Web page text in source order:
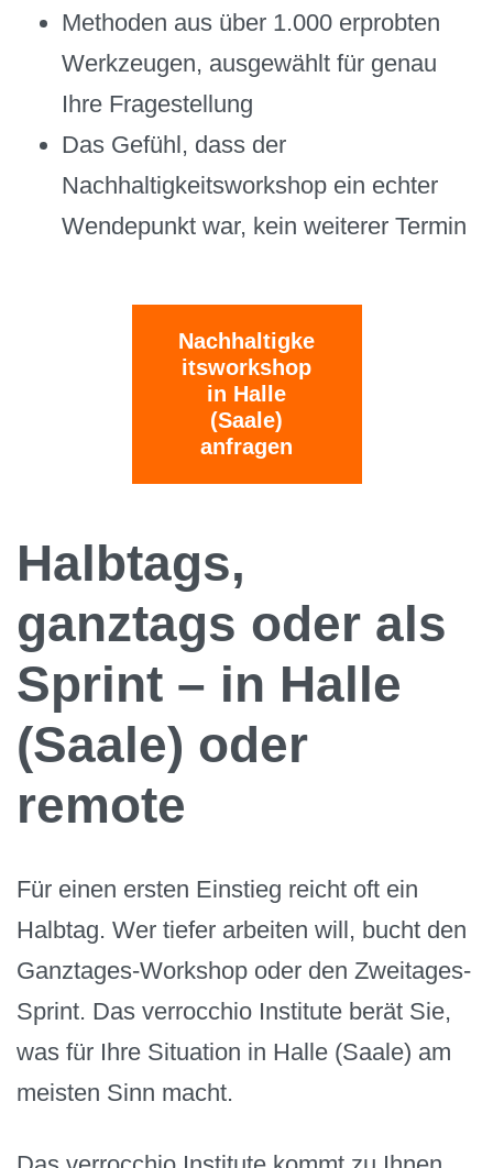
Methoden aus über 1.000 erprobten
Werkzeugen, ausgewählt für genau
Ihre Fragestellung
Das Gefühl, dass der
Nachhaltigkeitsworkshop ein echter
Wendepunkt war, kein weiterer Termin
Nachhaltigke
itsworkshop
in Halle
(Saale)
anfragen
Halbtags,
ganztags oder als
Sprint – in Halle
(Saale) oder
remote
Für einen ersten Einstieg reicht oft ein
Halbtag. Wer tiefer arbeiten will, bucht den
Ganztages-Workshop oder den Zweitages-
Sprint. Das verrocchio Institute berät Sie,
was für Ihre Situation in Halle (Saale) am
meisten Sinn macht.